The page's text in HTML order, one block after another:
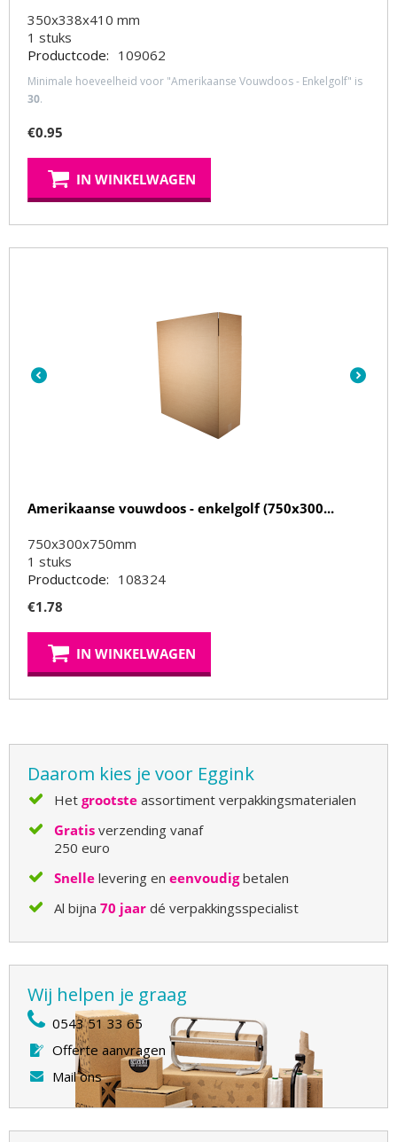
350x338x410 mm
1 stuks
Productcode: 109062
Minimale hoeveelheid voor "Amerikaanse Vouwdoos - Enkelgolf" is
30.
€0.95
IN WINKELWAGEN
Amerikaanse vouwdoos - enkelgolf (750x300...
750x300x750mm
1 stuks
Productcode: 108324
€1.78
IN WINKELWAGEN
Daarom kies je voor Eggink
Het grootste assortiment verpakkingsmaterialen
Gratis verzending vanaf
250 euro
Snelle levering en eenvoudigbetalen
Al bijna 70 jaar dé verpakkingsspecialist
Wij helpen je graag
0543 51 33 65
Offerte aanvragen
Mail ons